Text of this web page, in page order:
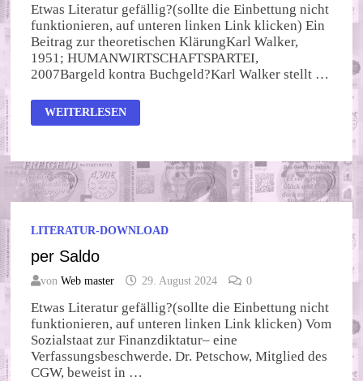
Etwas Literatur gefällig?(sollte die Einbettung nicht
funktionieren, auf unteren linken Link klicken) Ein
Beitrag zur theoretischen KlärungKarl Walker,
1951; HUMANWIRTSCHAFTSPARTEI,
2007Bargeld kontra Buchgeld?Karl Walker stellt …
DAS
BUCHGELD
WEITERLESEN
LITERATUR-DOWNLOAD
per Saldo
vonWeb master 29. August 2024 0
Etwas Literatur gefällig?(sollte die Einbettung nicht
funktionieren, auf unteren linken Link klicken) Vom
Sozialstaat zur Finanzdiktatur– eine
Verfassungsbeschwerde. Dr. Petschow, Mitglied des
CGW, beweist in …